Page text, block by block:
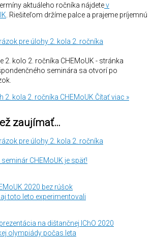
termíny aktuáleho ročníka nájdetev
. Riešiteľom držíme palce a prajeme príjemnú
2. kolo 2. ročníka CHEMoUK - stránka
seminára sa otvorí po
2. kola 2. ročníka CHEMoUK Čítať viac »
zaujímať…
CHEMoUK je späť!
toto leto experimentovali
olympiády počas leta